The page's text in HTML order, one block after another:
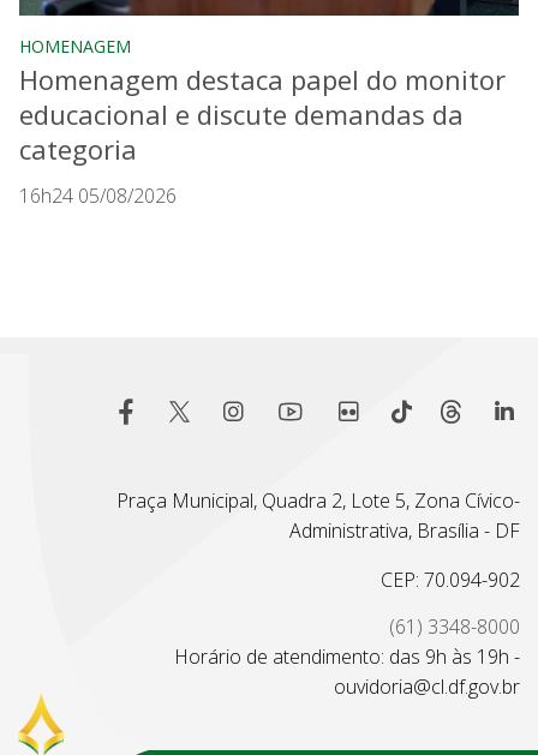
HOMENAGEM
Homenagem destaca papel do monitor
educacional e discute demandas da
categoria
16h24 05/08/2026
Praça Municipal, Quadra 2, Lote 5, Zona Cívico-
Administrativa, Brasília - DF
CEP: 70.094-902
(61) 3348-8000
Horário de atendimento: das 9h às 19h -
ouvidoria@cl.df.gov.br